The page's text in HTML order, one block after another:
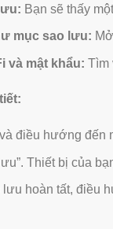
Bạn sẽ thấy
mục sao lưu:
và mật khẩu: Tìm
điều hướng đến
Thiết bị của
lưu hoàn tất, điều